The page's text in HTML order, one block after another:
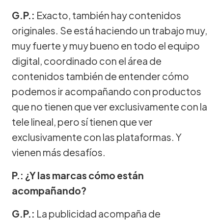
G.P.: Exacto, también hay contenidos
originales. Se está haciendo un trabajo muy,
muy fuerte y muy bueno en todo el equipo
digital, coordinado con el área de
contenidos también de entender cómo
podemos ir acompañando con productos
que no tienen que ver exclusivamente con la
tele lineal, pero sí tienen que ver
exclusivamente con las plataformas. Y
vienen más desafíos.
P.: ¿Y las marcas cómo están
acompañando?
G.P.: La publicidad acompaña de